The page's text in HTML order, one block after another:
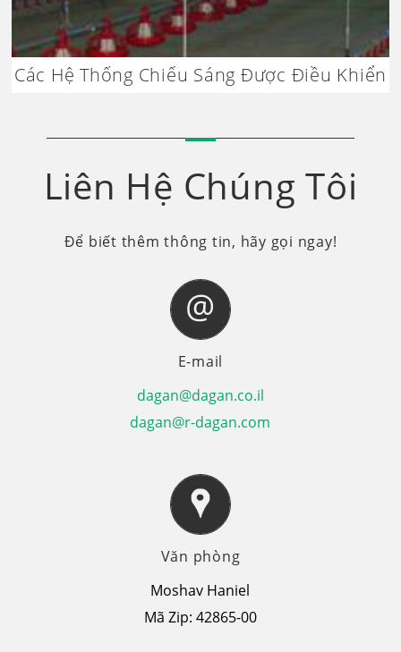
Các Hệ Thống Chiếu Sáng Được Điều Khiển
Liên Hệ Chúng Tôi
Để biết thêm thông tin, hãy gọi ngay!
E-mail
dagan@dagan.co.il
dagan@r-dagan.com
Văn phòng
Moshav Haniel
Mã Zip: 42865-00